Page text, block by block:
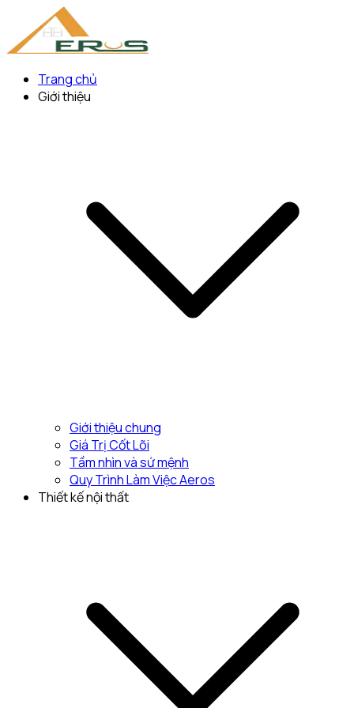
Trang chủ
Giới thiệu
Giới thiệu chung
Giá Trị Cốt Lõi
Tầm nhìn và sứ mệnh
Quy Trình Làm Việc Aeros
Thiết kế nội thất